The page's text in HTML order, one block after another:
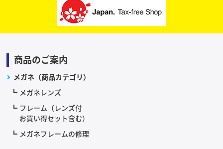
商品のご案内
メガネ（商品カテゴリ）
メガネレンズ
フレーム（レンズ付
お買い得セット含む）
メガネフレームの修理